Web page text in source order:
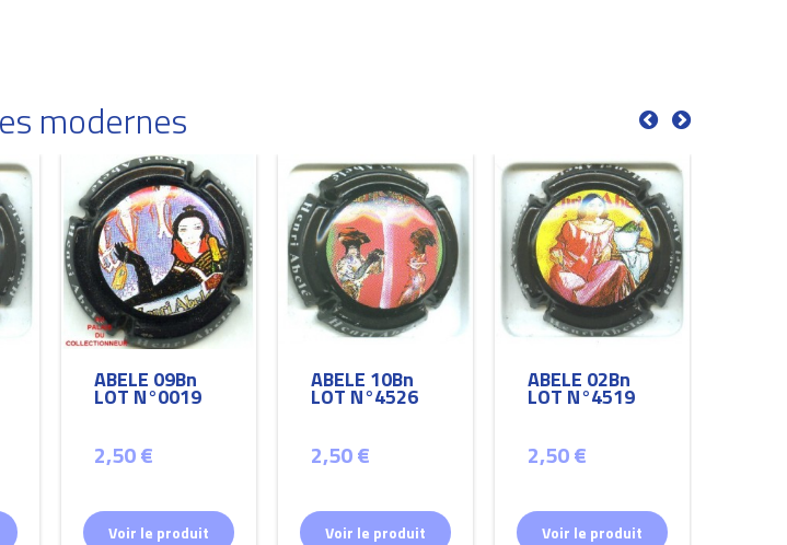
modernes
ABELE 09Bn
LOT N°0019
2,50 €
Voir le produit
ABELE 10Bn
LOT N°4526
2,50 €
Voir le produit
ABELE 02Bn
LOT N°4519
2,50 €
Voir le produit